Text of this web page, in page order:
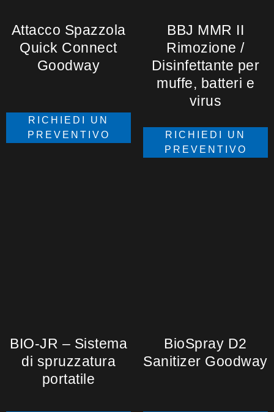
Attacco Spazzola
Quick Connect
Goodway
RICHIEDI UN
PREVENTIVO
BBJ MMR II
Rimozione /
Disinfettante per
muffe, batteri e
virus
RICHIEDI UN
PREVENTIVO
BIO-JR – Sistema
di spruzzatura
portatile
BioSpray D2
Sanitizer Goodway